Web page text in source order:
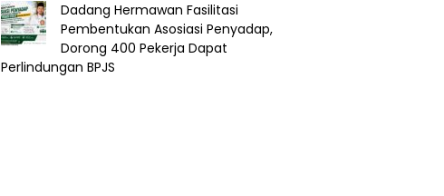
Dadang Hermawan Fasilitasi
Pembentukan Asosiasi Penyadap,
Dorong 400 Pekerja Dapat
Perlindungan BPJS